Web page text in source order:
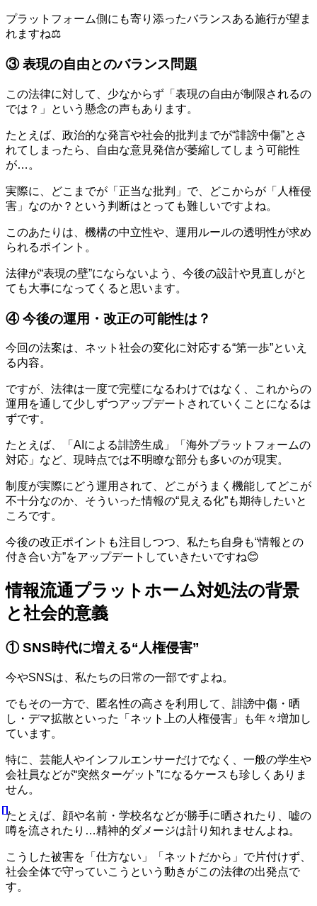
プラットフォーム側にも寄り添ったバランスある施行が望ま
れますね⚖️
③ 表現の自由とのバランス問題
この法律に対して、少なからず「表現の自由が制限されるの
では？」という懸念の声もあります。
たとえば、政治的な発言や社会的批判までが“誹謗中傷”とさ
れてしまったら、自由な意見発信が萎縮してしまう可能性
が…。
実際に、どこまでが「正当な批判」で、どこからが「人権侵
害」なのか？という判断はとっても難しいですよね。
このあたりは、機構の中立性や、運用ルールの透明性が求め
られるポイント。
法律が“表現の壁”にならないよう、今後の設計や見直しがと
ても大事になってくると思います。
④ 今後の運用・改正の可能性は？
今回の法案は、ネット社会の変化に対応する“第一歩”といえ
る内容。
ですが、法律は一度で完璧になるわけではなく、これからの
運用を通して少しずつアップデートされていくことになるは
ずです。
たとえば、「AIによる誹謗生成」「海外プラットフォームの
対応」など、現時点では不明瞭な部分も多いのが現実。
制度が実際にどう運用されて、どこがうまく機能してどこが
不十分なのか、そういった情報の“見える化”も期待したいと
ころです。
今後の改正ポイントも注目しつつ、私たち自身も“情報との
付き合い方”をアップデートしていきたいですね😊
情報流通プラットホーム対処法の背景
と社会的意義
① SNS時代に増える“人権侵害”
今やSNSは、私たちの日常の一部ですよね。
でもその一方で、匿名性の高さを利用して、誹謗中傷・晒
し・デマ拡散といった「ネット上の人権侵害」も年々増加し
ています。
特に、芸能人やインフルエンサーだけでなく、一般の学生や
会社員などが“突然ターゲット”になるケースも珍しくありま
せん。
たとえば、顔や名前・学校名などが勝手に晒されたり、嘘の
噂を流されたり…精神的ダメージは計り知れませんよね。
こうした被害を「仕方ない」「ネットだから」で片付けず、
社会全体で守っていこうという動きがこの法律の出発点で
す。